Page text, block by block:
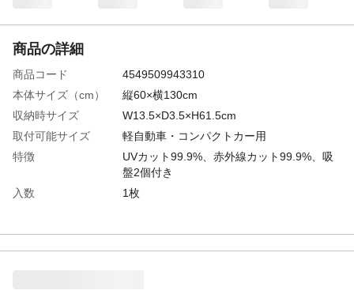
商品の詳細
商品コード
4549509943310
本体サイズ（cm）
縦60×横130cm
収納時サイズ
W13.5×D3.5×H61.5cm
取付可能サイズ
軽自動車・コンパクトカー用
特徴
UVカット99.9%、赤外線カット99.9%、吸
盤2個付き
入数
1枚
取り付けられる場所
車内フロントガラス